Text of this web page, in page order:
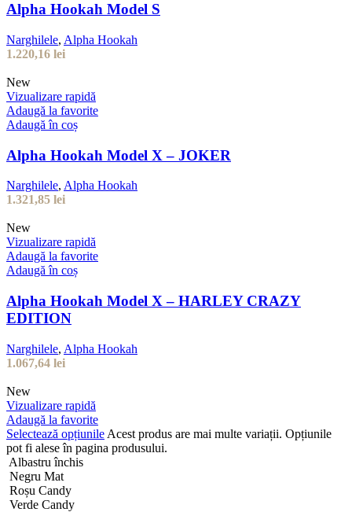
Alpha Hookah Model S
Narghilele, Alpha Hookah
1.220,16 lei
New
Vizualizare rapidă
Adaugă la favorite
Adaugă în coș
Alpha Hookah Model X – JOKER
Narghilele, Alpha Hookah
1.321,85 lei
New
Vizualizare rapidă
Adaugă la favorite
Adaugă în coș
Alpha Hookah Model X – HARLEY CRAZY
EDITION
Narghilele, Alpha Hookah
1.067,64 lei
New
Vizualizare rapidă
Adaugă la favorite
Selectează opțiunile Acest produs are mai multe variații. Opțiunile
pot fi alese în pagina produsului.
Albastru închis
Negru Mat
Roșu Candy
Verde Candy